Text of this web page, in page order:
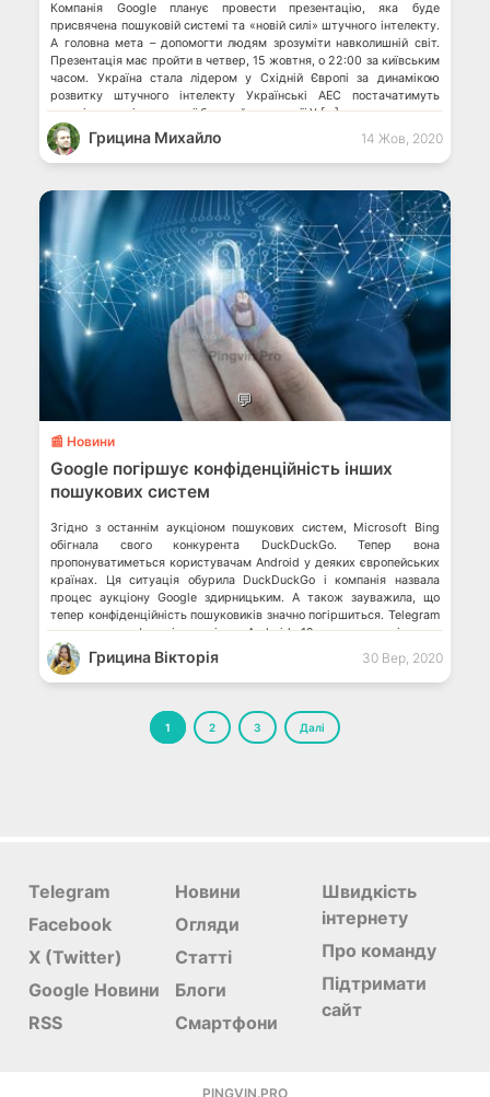
Компанія Google планує провести презентацію, яка буде
присвячена пошуковій системі та «новій силі» штучного інтелекту.
А головна мета – допомогти людям зрозуміти навколишній світ.
Презентація має пройти в четвер, 15 жовтня, о 22:00 за київським
часом. Україна стала лідером у Східній Європі за динамікою
розвитку штучного інтелекту Українські АЕС постачатимуть
енергію для міжнародної блокчейн-компанії У […]
Грицина Михайло 14 Жов, 2020
💬
📰 Новини
Google погіршує конфіденційність інших
пошукових систем
Згідно з останнім аукціоном пошукових систем, Microsoft Bing
обігнала свого конкурента DuckDuckGo. Тепер вона
пропонуватиметься користувачам Android у деяких європейських
країнах. Ця ситуація обурила DuckDuckGo і компанія назвала
процес аукціону Google здирницьким. А також зауважила, що
тепер конфіденційність пошуковиків значно погіршиться. Telegram
тестує нову функціональність Android 12 отримає унікальну
можливість Застосунок Google Maps для Android […]
Грицина Вікторія 30 Вер, 2020
Пагінація
записів
1 2 3 Далі
Telegram
Facebook
X (Twitter)
Google Новини
RSS
Новини
Огляди
Статті
Блоги
Смартфони
Швидкість
інтернету
Про команду
Підтримати
сайт
PINGVIN.PRO